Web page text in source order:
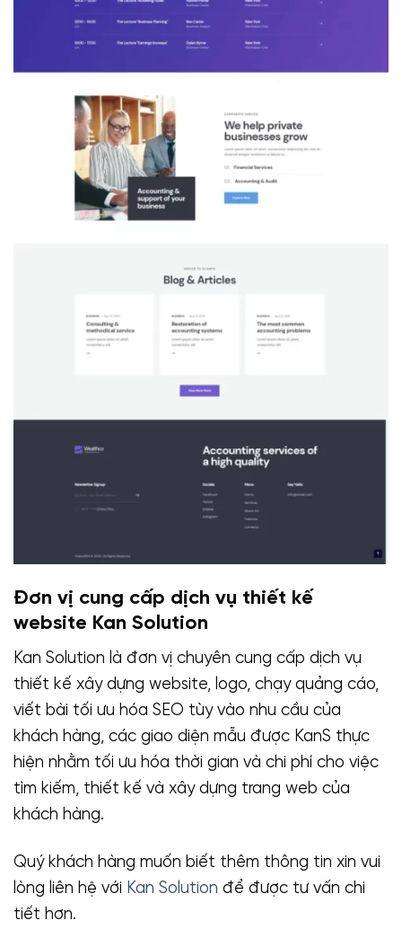
Đơn vị cung cấp dịch vụ thiết kế
website Kan Solution
Kan Solution là đơn vị chuyên cung cấp dịch vụ
thiết kế xây dựng website, logo, chạy quảng cáo,
viết bài tối ưu hóa SEO tùy vào nhu cầu của
khách hàng, các giao diện mẫu được KanS thực
hiện nhằm tối ưu hóa thời gian và chi phí cho việc
tìm kiếm, thiết kế và xây dựng trang web của
khách hàng.
Quý khách hàng muốn biết thêm thông tin xin vui
lòng liên hệ với Kan Solution để được tư vấn chi
tiết hơn.